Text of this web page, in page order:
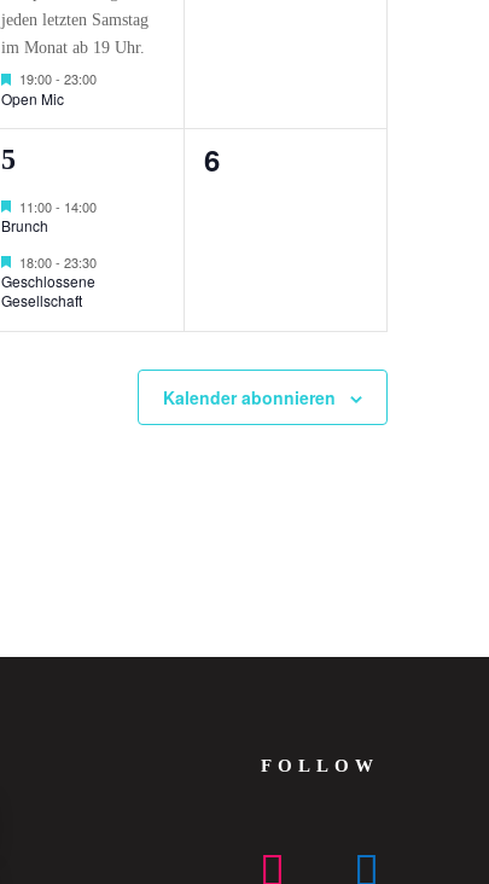
Hervorgehoben
19:00-23:00
Open Mic
2
Veranstaltungen,
5
Hervorgehoben
11:00- 14:00
Brunch
Hervorgehoben
18:00-23:30
Geschlossene
Gesellschaft
0
6
Kalender abonnieren
FOLLOW